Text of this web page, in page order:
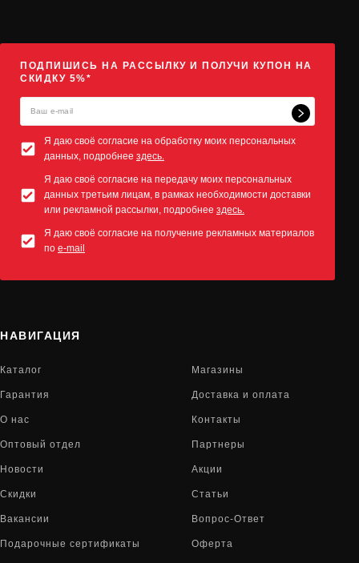
ПОДПИШИСЬ НА РАССЫЛКУ И ПОЛУЧИ КУПОН НА
СКИДКУ 5%*
Я даю своё согласие на обработку моих персональных
данных, подробнее здесь.
Я даю своё согласие на передачу моих персональных
данных третьим лицам, в рамках необходимости доставки
или рекламной рассылки, подробнее здесь.
Я даю своё согласие на получение рекламных материалов
по e-mail
НАВИГАЦИЯ
Каталог Магазины
Гарантия Доставка и оплата
О нас Контакты
Оптовый отдел Партнеры
Новости Акции
Скидки Статьи
Вакансии Вопрос-Ответ
Подарочные сертификаты Оферта